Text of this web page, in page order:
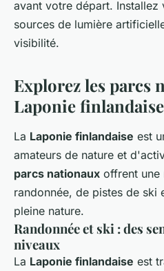
avant votre départ.
sources de lumière
visibilité.
Explorez les parcs
Laponie finlandaise
La Laponie finlandaise est
amateurs de nature et
parcs nationaux offrent une
randonnée, de pistes de ski
pleine nature.
Randonnée et ski : des
niveaux
La Laponie finlandaise est